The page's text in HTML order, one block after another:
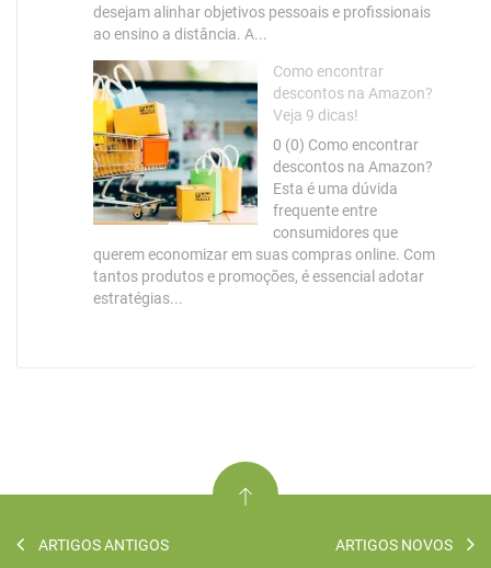
desejam alinhar objetivos pessoais e profissionais
ao ensino a distância. A...
Como encontrar
descontos na Amazon?
Veja 9 dicas!
0 (0) Como encontrar
descontos na Amazon?
Esta é uma dúvida
frequente entre
consumidores que
querem economizar em suas compras online. Com
tantos produtos e promoções, é essencial adotar
estratégias...
ARTIGOS ANTIGOS ARTIGOS NOVOS